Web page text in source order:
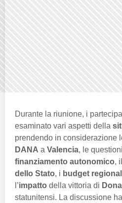
Durante la riunione, i
esaminato vari aspetti della
prendendo in considerazione
DANA a Valencia, le
finanziamento autonomico, il
dello Stato, i budget
l’impatto della vittoria di
statunitensi. La discussione